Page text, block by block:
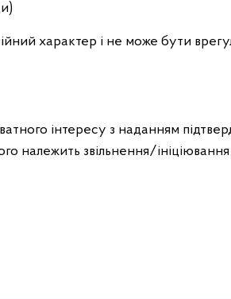
характер і не може бути
інтересу з наданням
належить звільнення/ініціювання